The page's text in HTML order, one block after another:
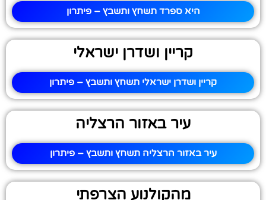
היא ספרד תשחץ ותשבץ – פיתרון
קריין ושדרן ישראלי
קריין ושדרן ישראלי תשחץ ותשבץ – פיתרון
עיר באזור הרצליה
עיר באזור הרצליה תשחץ ותשבץ – פיתרון
מהקולנוע הצרפתי